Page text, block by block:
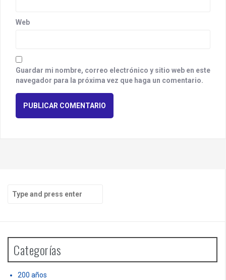
Web
Guardar mi nombre, correo electrónico y sitio web en este
navegador para la próxima vez que haga un comentario.
h
o
Categorías
200 años